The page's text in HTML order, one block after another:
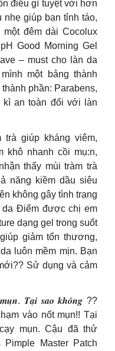
điều gì tuyệt vời hơn
giúp bạn tỉnh táo,
đêm dài Cocolux
Good Morning Gel
– must cho làn da
một bảng thành
phần: Parabens,
kì an toàn đối với làn
trà giúp kháng viêm,
khô nhanh cồi mụ:n,
thấy mùi tràm trà
năng kiềm dầu siêu
không gây tình trạng
da Điểm được chị em
dạng gel trong suốt
giảm tổn thương,
luôn mềm mịn. Bạn
Sử dụng và cảm
𝑻𝒂̣𝒊 𝒔𝒂𝒐 𝒌𝒉𝒐̂𝒏𝒈 ??
vào nốt mụn!! Tại
mụn. Cậu đã thử
Master Patch